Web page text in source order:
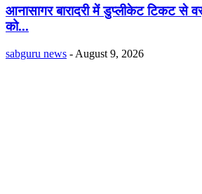
आनासागर बारादरी में डुप्लीकेट टिकट से
को...
sabguru news - August 9, 2026